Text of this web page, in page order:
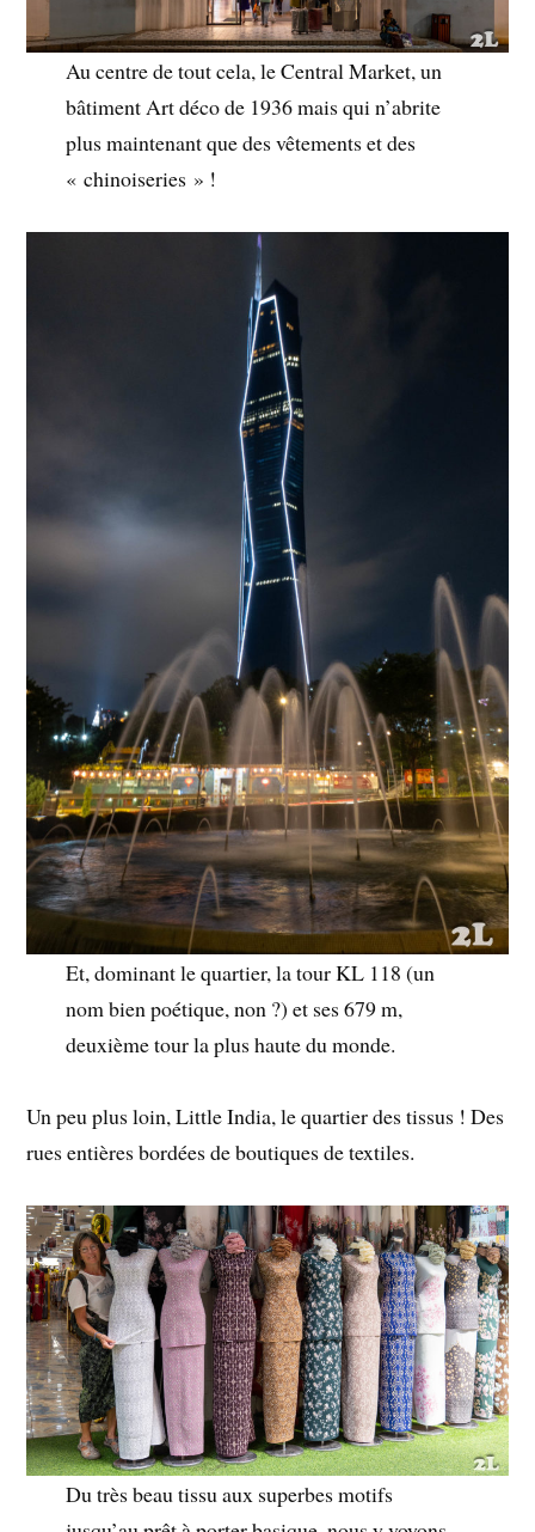
Au centre de tout cela, le Central Market, un
bâtiment Art déco de 1936 mais qui n’abrite
plus maintenant que des vêtements et des
« chinoiseries » !
Et, dominant le quartier, la tour KL 118 (un
nom bien poétique, non ?) et ses 679 m,
deuxième tour la plus haute du monde.
Un peu plus loin, Little India, le quartier des tissus ! Des
rues entières bordées de boutiques de textiles.
Du très beau tissu aux superbes motifs